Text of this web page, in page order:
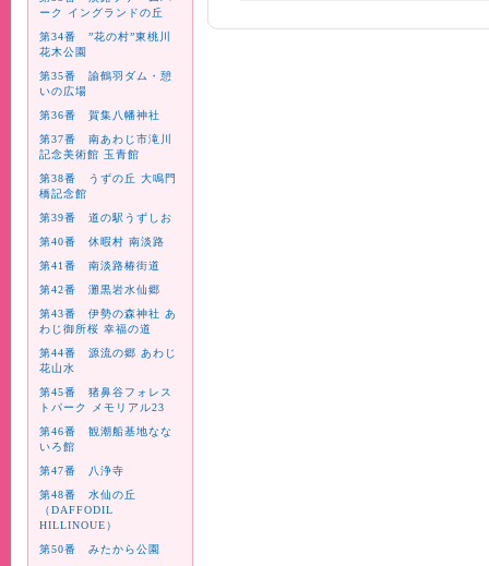
ーク イングランドの丘
第34番 ”花の村”東桃川
花木公園
第35番 諭鶴羽ダム・憩
いの広場
第36番 賀集八幡神社
第37番 南あわじ市滝川
記念美術館 玉青館
第38番 うずの丘 大鳴門
橋記念館
第39番 道の駅うずしお
第40番 休暇村 南淡路
第41番 南淡路椿街道
第42番 灘黒岩水仙郷
第43番 伊勢の森神社 あ
わじ御所桜 幸福の道
第44番 源流の郷 あわじ
花山水
第45番 猪鼻谷フォレス
トパーク メモリアル23
第46番 観潮船基地なな
いろ館
第47番 八浄寺
第48番 水仙の丘
（DAFFODIL
HILLINOUE）
第50番 みたから公園